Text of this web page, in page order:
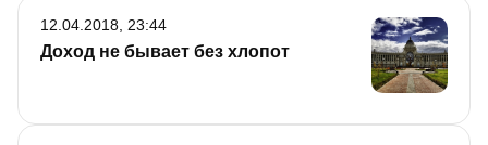
Доход не бывает без хлопот
12.04.2018, 23:44